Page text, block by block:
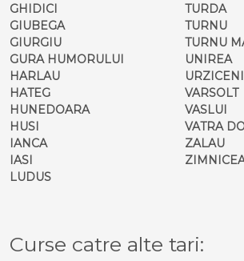
GHIDICI
GIUBEGA
GIURGIU
GURA HUMORULUI
HARLAU
HATEG
HUNEDOARA
HUSI
IANCA
IASI
LUDUS
TURDA
TURNU
TURNU
UNIREA
URZICENI
VARSOLT
VASLUI
VATRA
ZALAU
Curse catre alte tari: